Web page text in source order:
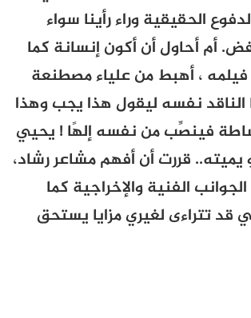
الحقيقية وراء رأينا سواء
أم أحاول أن أكون إنسانة كما
، أهبط من علياء مصطنعة
الناقد نفسه ليقول هذا يجب وهذا
فينصِّب من نفسه إلهًا ! يحيي
يميته.. قررت أن أفهم مشاعر رشاد،
الفنية والإخراجية كما
قد تتراءى لغيري مزايا يستحق